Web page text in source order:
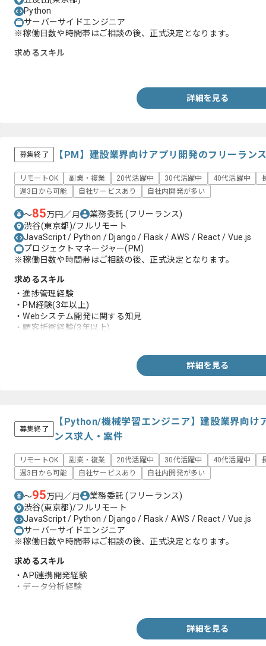
Python
サーバーサイドエンジニア
※稼働日数や時間帯はご相談の後、正式決定となります。
求めるスキル
詳細を見る
募集終了 【PM】建設業界向けアプリ開発のフリーラン
リモートOK 副業・複業 20代活躍中 30代活躍中 40代活躍中
週3日から可能
自社サービスあり 自社内開発が多い
〜85万円／月 業務委託(フリーランス)
渋谷(東京都)/フルリモート
JavaScript / Python / Django / Flask / AWS / React / Vue.js
プロジェクトマネージャー(PM)
※稼働日数や時間帯はご相談の後、正式決定となります。
求めるスキル
・進捗管理経験
・PM経験(3年以上)
・Webシステム開発に関する知見
・顧客折衝経験(3年以上)
詳細を見る
募集終了
【Python/機械学習エンジニア】建設業界向け
ンス求人・案件
リモートOK 副業・複業 20代活躍中 30代活躍中 40代活躍中
週3日から可能
自社サービスあり 自社内開発が多い
〜95万円／月 業務委託(フリーランス)
渋谷(東京都)/フルリモート
JavaScript / Python / Django / Flask / AWS / React / Vue.js
サーバーサイドエンジニア
※稼働日数や時間帯はご相談の後、正式決定となります。
求めるスキル
・API連携開発経験
・データ分析経験
詳細を見る